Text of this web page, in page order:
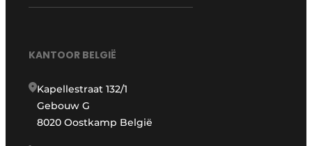
KANTOOR BELGIË
Kapellestraat 132/1
Gebouw G
8020 Oostkamp België